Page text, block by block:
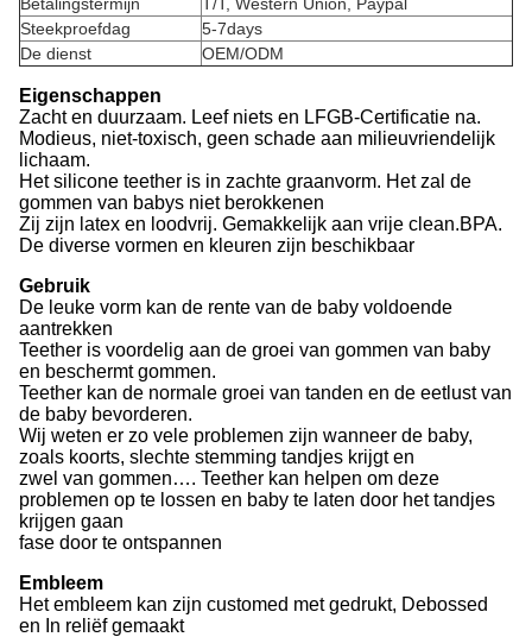
Steekproefdag
5-7days
De dienst
OEM/ODM
Eigenschappen
Zacht en duurzaam. Leef niets en LFGB-Certificatie na.
Modieus, niet-toxisch, geen schade aan milieuvriendelijk
lichaam.
Het silicone teether is in zachte graanvorm. Het zal de
gommen van babys niet berokkenen
Zij zijn latex en loodvrij. Gemakkelijk aan vrije clean.BPA.
De diverse vormen en kleuren zijn beschikbaar
Gebruik
De leuke vorm kan de rente van de baby voldoende
aantrekken
Teether is voordelig aan de groei van gommen van baby
en beschermt gommen.
Teether kan de normale groei van tanden en de eetlust van
de baby bevorderen.
Wij weten er zo vele problemen zijn wanneer de baby,
zoals koorts, slechte stemming tandjes krijgt en
zwel van gommen…. Teether kan helpen om deze
problemen op te lossen en baby te laten door het tandjes
krijgen gaan
fase door te ontspannen
Embleem
Het embleem kan zijn customed met gedrukt, Debossed
en In reliëf gemaakt